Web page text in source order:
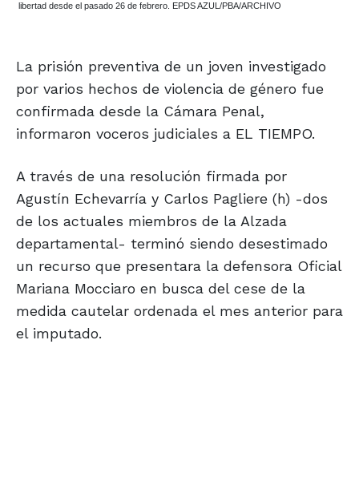
libertad desde el pasado 26 de febrero. EPDS AZUL/PBA/ARCHIVO
La prisión preventiva de un joven investigado
por varios hechos de violencia de género fue
confirmada desde la Cámara Penal,
informaron voceros judiciales a EL TIEMPO.
A través de una resolución firmada por
Agustín Echevarría y Carlos Pagliere (h) -dos
de los actuales miembros de la Alzada
departamental- terminó siendo desestimado
un recurso que presentara la defensora Oficial
Mariana Mocciaro en busca del cese de la
medida cautelar ordenada el mes anterior para
el imputado.